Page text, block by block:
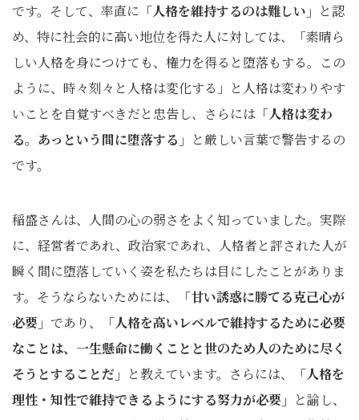
です。そして、率直に 「人格を維持するのは難しい」 と認
め、特に社会的に高い地位を得た人に対しては、「素晴ら
しい人格を身につけても、権力を得ると堕落もする。この
ように、時々刻々と人格は変化する」と人格は変わりやす
いことを自覚すべきだと忠告し、さらには 「人格は変わ
る。あっという間に堕落する」 と厳しい言葉で警告するの
です。
稲盛さんは、人間の心の弱さをよく知っていました。実際
に、経営者であれ、政治家であれ、人格者と評された人が
瞬く間に堕落していく姿を私たちは目にしたことがありま
す。そうならないためには、
「甘い誘惑に勝てる克己心が
必要」 であり、
「人格を高いレベルで維持するために必要
なことは、一生懸命に働くことと世のため人のために尽く
そうとすることだ」 と教えています。さらには、
「人格を
理性・知性で維持できるようにする努力が必要」 と諭し、